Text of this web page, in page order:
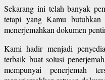
Sekarang ini telah banyak
tetapi yang Kamu butuhkan
menerjemahkan dokumen
Kami hadir menjadi
terbaik buat solusi
mempunyai penerjemah